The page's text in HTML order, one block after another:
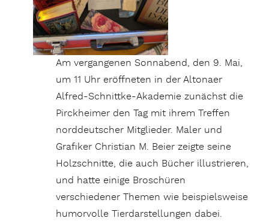
Am vergangenen Sonnabend, den 9. Mai,
um 11 Uhr eröffneten in der Altonaer
Alfred-Schnittke-Akademie zunächst die
Pirckheimer den Tag mit ihrem Treffen
norddeutscher Mitglieder. Maler und
Grafiker Christian M. Beier zeigte seine
Holzschnitte, die auch Bücher illustrieren,
und hatte einige Broschüren
verschiedener Themen wie beispielsweise
humorvolle Tierdarstellungen dabei.